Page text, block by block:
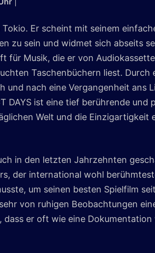
Er scheint mit seinem
zu sein und widmet sich abseits
für Musik, die er von
Taschenbüchern liest. Durch
und nach eine Vergangenheit ans
DAYS ist eine tief berührende und
Welt und die Einzigartigkeit
in den letzten Jahrzehnten
der international wohl
um seinen besten Spielfilm
von ruhigen Beobachtungen
er oft wie eine Dokumentation